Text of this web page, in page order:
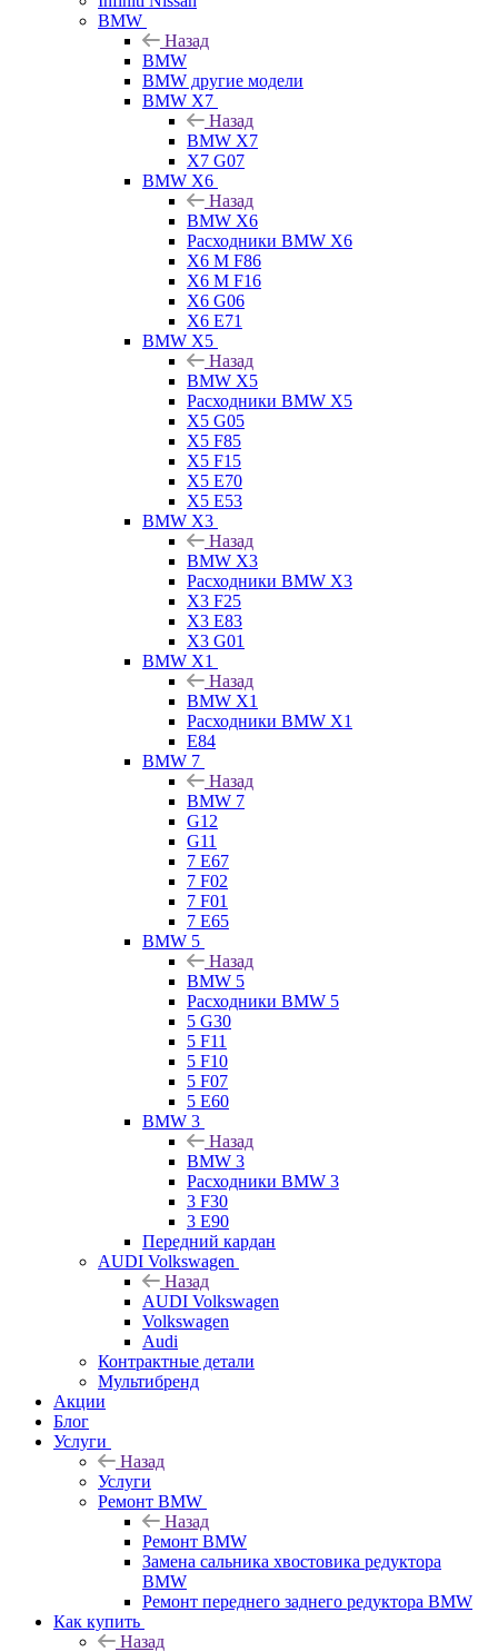
BMW
Назад
BMW
BMW другие модели
BMW X7
Назад
BMW X7
X7 G07
BMW X6
Назад
BMW X6
Расходники BMW X6
X6 M F86
X6 M F16
X6 G06
X6 E71
BMW X5
Назад
BMW X5
Расходники BMW X5
X5 G05
X5 F85
X5 F15
X5 E70
X5 E53
BMW X3
Назад
BMW X3
Расходники BMW X3
X3 F25
X3 E83
X3 G01
BMW X1
Назад
BMW X1
Расходники BMW X1
E84
BMW 7
Назад
BMW 7
G12
G11
7 Е67
7 F02
7 F01
7 E65
BMW 5
Назад
BMW 5
Расходники BMW 5
5 G30
5 F11
5 F10
5 F07
5 E60
BMW 3
Назад
BMW 3
Расходники BMW 3
3 F30
3 E90
Передний кардан
AUDI Volkswagen
Назад
AUDI Volkswagen
Volkswagen
Audi
Контрактные детали
Мультибренд
Акции
Блог
Услуги
Назад
Услуги
Ремонт BMW
Назад
Ремонт BMW
Замена сальника хвостовика редуктора
BMW
Ремонт переднего заднего редуктора BMW
Как купить
Назад